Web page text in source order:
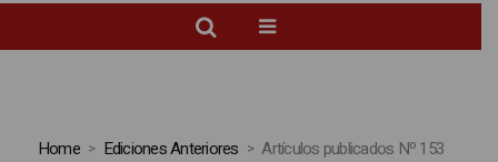
Home Ediciones Anteriores Artículos publicados Nº 153